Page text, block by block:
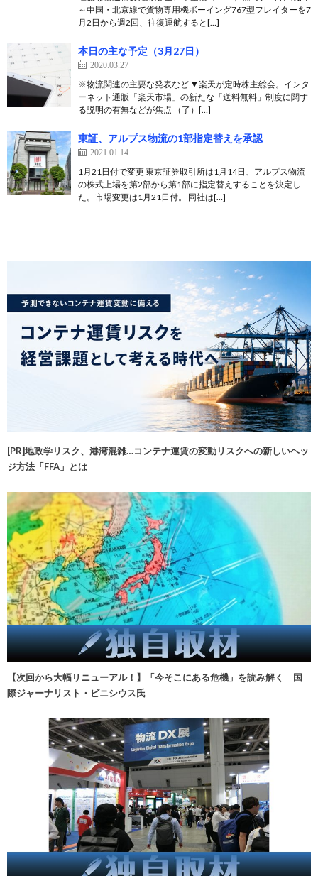
～中国・北京線で貨物専用機ボーイング767型フレイターを7
月2日から週2回、往復運航すると[…]
本日の主な予定（3月27日）
2020.03.27
※物流関連の主要な発表など ▼楽天が定時株主総会。インタ
ーネット通販「楽天市場」の新たな「送料無料」制度に関す
る説明の有無などが焦点 （了）[…]
東証、アルプス物流の1部指定替えを承認
2021.01.14
1月21日付で変更 東京証券取引所は1月14日、アルプス物流
の株式上場を第2部から第1部に指定替えすることを決定し
た。市場変更は1月21日付。 同社は[…]
[PR]地政学リスク、港湾混雑…コンテナ運賃の変動リスクへの新しいヘッ
ジ方法「FFA」とは
【次回から大幅リニューアル！】「今そこにある危機」を読み解く 国
際ジャーナリスト・ビニシウス氏